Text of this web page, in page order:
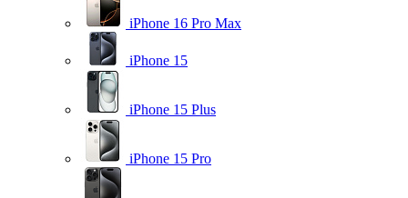
iPhone 16 Pro Max
iPhone 15
iPhone 15 Plus
iPhone 15 Pro